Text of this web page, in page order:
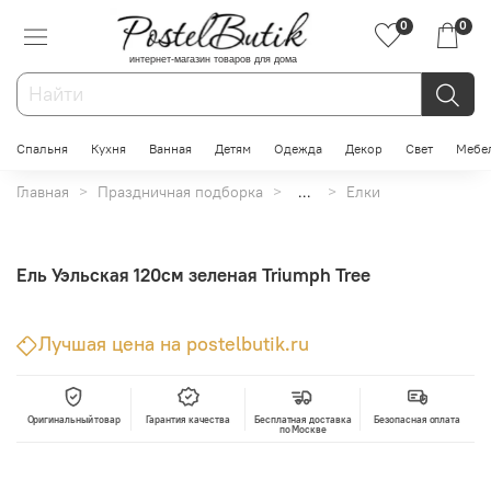
интернет-магазин товаров для дома
0 0
Спальня Кухня Ванная Детям Одежда Декор Свет
Главная Праздничная подборка ... Елки
Ель Уэльская 120см зеленая Triumph Tree
Лучшая цена на postelbutik.ru
Оригинальный товар Гарантия качества
Бесплатная доставка
по Москве
Безопасная оплата